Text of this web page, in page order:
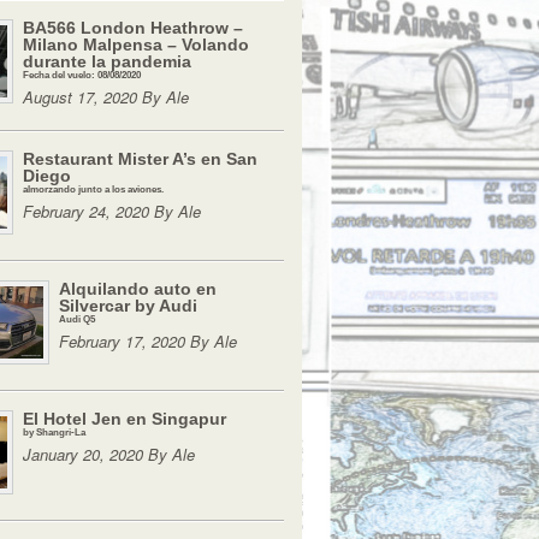
BA566 London Heathrow –
Milano Malpensa – Volando
durante la pandemia
Fecha del vuelo: 08/08/2020
August 17, 2020 By Ale
Restaurant Mister A’s en San
Diego
almorzando junto a los aviones.
February 24, 2020 By Ale
Alquilando auto en
Silvercar by Audi
Audi Q5
February 17, 2020 By Ale
El Hotel Jen en Singapur
by Shangri-La
January 20, 2020 By Ale